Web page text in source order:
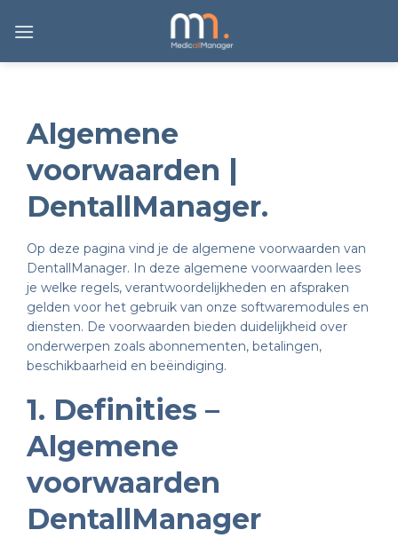
naar
Algemene
voorwaarden |
DentallManager.
Op deze pagina vind je de algemene voorwaarden van
DentallManager. In deze algemene voorwaarden lees
je welke regels, verantwoordelijkheden en afspraken
gelden voor het gebruik van onze softwaremodules en
diensten. De voorwaarden bieden duidelijkheid over
onderwerpen zoals abonnementen, betalingen,
beschikbaarheid en beëindiging.
1. Definities –
Algemene
voorwaarden
DentallManager